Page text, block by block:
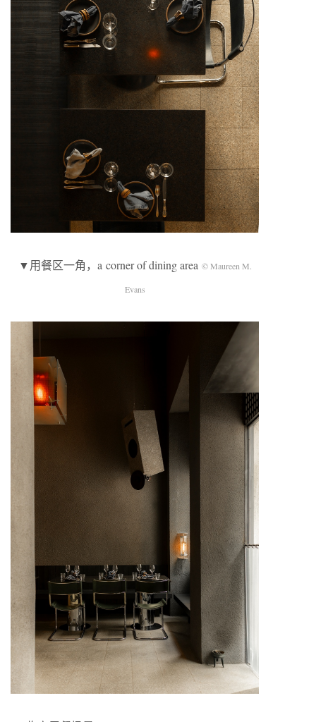
▼用餐区一角，a corner of dining area © Maureen M.
Evans